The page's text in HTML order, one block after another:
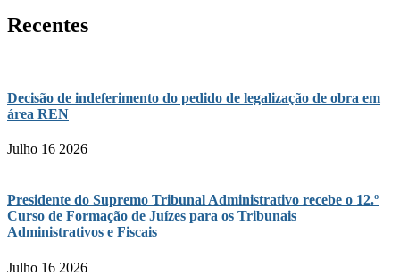
Recentes
Decisão de indeferimento do pedido de legalização de obra em
área REN
Julho 16 2026
Presidente do Supremo Tribunal Administrativo recebe o 12.º
Curso de Formação de Juízes para os Tribunais
Administrativos e Fiscais
Julho 16 2026